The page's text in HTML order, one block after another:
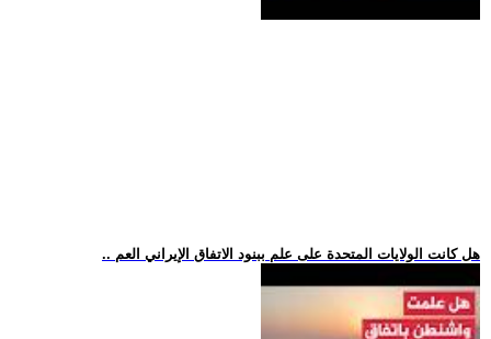
.. هل كانت الولايات المتحدة على علم ببنود الاتفاق الإيراني العم